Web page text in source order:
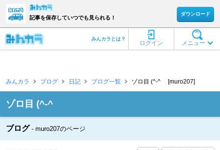
記事を保存していつでも見られる！
ダウンロード
メニュー
ログイン
みんカラとは？
みんカラ ブログ 日記 ブログ一覧 ゾロ目 (^-^ゞ [muro207]
ゾロ目 (^-^ゞ
ブログ muro207のページ